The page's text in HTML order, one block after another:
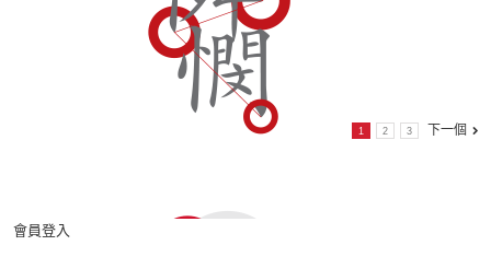
1 2 3 下一個
會員登入